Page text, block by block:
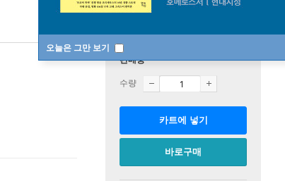
오늘은 그만 보기
판매중
수량
카트에 넣기
바로구매